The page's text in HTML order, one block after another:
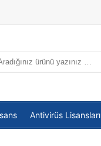
Antivirüs Lisansları